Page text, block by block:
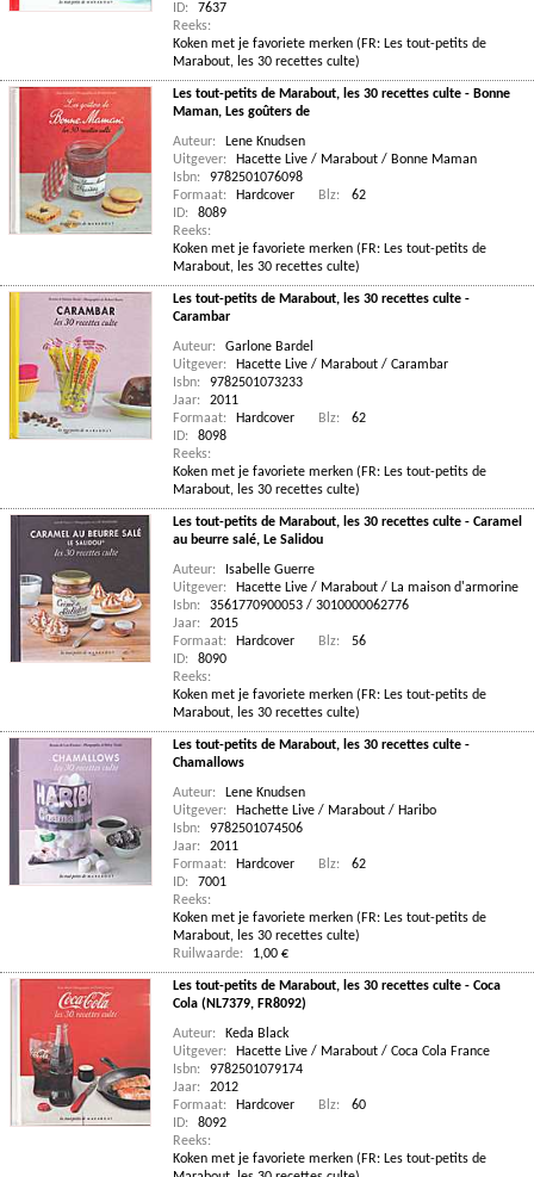
ID:
7637
Reeks:
Koken met je favoriete merken (FR: Les tout-petits de
Marabout, les 30 recettes culte)
Les tout-petits de Marabout, les 30 recettes culte - Bonne
Maman, Les goûters de
Auteur:
Lene Knudsen
Uitgever:
Hacette Live / Marabout / Bonne Maman
Isbn:
9782501076098
Formaat:
Hardcover Blz:
62
ID:
8089
Reeks:
Koken met je favoriete merken (FR: Les tout-petits de
Marabout, les 30 recettes culte)
Les tout-petits de Marabout, les 30 recettes culte -
Carambar
Auteur:
Garlone Bardel
Uitgever:
Hacette Live / Marabout / Carambar
Isbn:
9782501073233
Jaar:
2011
Formaat:
Hardcover Blz:
62
ID:
8098
Reeks:
Koken met je favoriete merken (FR: Les tout-petits de
Marabout, les 30 recettes culte)
Les tout-petits de Marabout, les 30 recettes culte - Caramel
au beurre salé, Le Salidou
Auteur:
Isabelle Guerre
Uitgever:
Hacette Live / Marabout / La maison d'armorine
Isbn:
3561770900053 / 3010000062776
Jaar:
2015
Formaat:
Hardcover Blz:
56
ID:
8090
Reeks:
Koken met je favoriete merken (FR: Les tout-petits de
Marabout, les 30 recettes culte)
Les tout-petits de Marabout, les 30 recettes culte -
Chamallows
Auteur:
Lene Knudsen
Uitgever:
Hachette Live / Marabout / Haribo
Isbn:
9782501074506
Jaar:
2011
Formaat:
Hardcover Blz:
62
ID:
7001
Reeks:
Koken met je favoriete merken (FR: Les tout-petits de
Marabout, les 30 recettes culte)
Ruilwaarde:
1,00 €
Les tout-petits de Marabout, les 30 recettes culte - Coca
Cola (NL7379, FR8092)
Auteur:
Keda Black
Uitgever:
Hacette Live / Marabout / Coca Cola France
Isbn:
9782501079174
Jaar:
2012
Formaat:
Hardcover Blz:
60
ID:
8092
Reeks:
Koken met je favoriete merken (FR: Les tout-petits de